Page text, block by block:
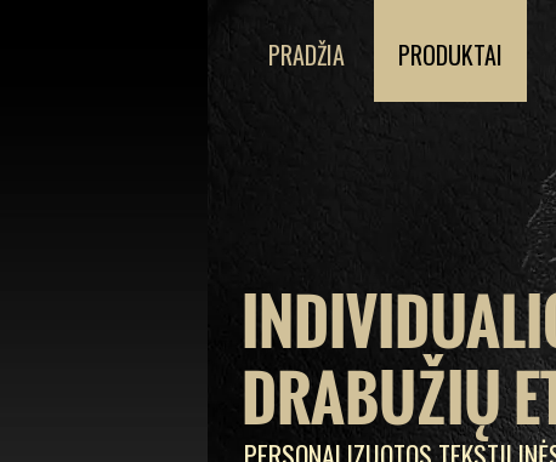
DRABUŽIŲ
PRADŽIA PRODUKTAI